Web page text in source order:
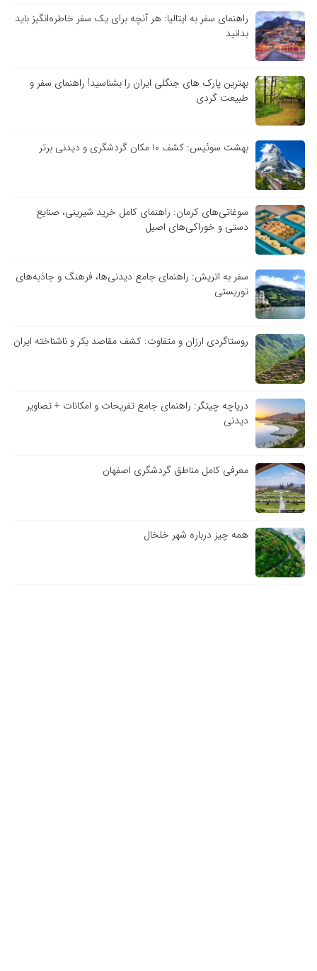
راهنمای سفر به ایتالیا: هر آنچه برای یک سفر خاطره‌انگیز باید
بدانید
بهترین پارک های جنگلی ایران را بشناسید! راهنمای سفر و
طبیعت گردی
بهشت سوئیس: کشف ۱۰ مکان گردشگری و دیدنی برتر
سوغاتی‌های کرمان: راهنمای کامل خرید شیرینی، صنایع
دستی و خوراکی‌های اصیل
سفر به اتریش: راهنمای جامع دیدنی‌ها، فرهنگ و جاذبه‌های
توریستی
روستاگردی ارزان و متفاوت: کشف مقاصد بکر و ناشناخته ایران
دریاچه چیتگر: راهنمای جامع تفریحات و امکانات + تصاویر
دیدنی
معرفی کامل مناطق گردشگری اصفهان
همه چیز درباره شهر خلخال